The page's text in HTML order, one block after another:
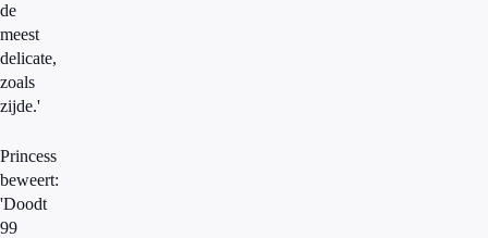
de
meest
delicate,
zoals
zijde.'
Princess
beweert:
'Doodt
99